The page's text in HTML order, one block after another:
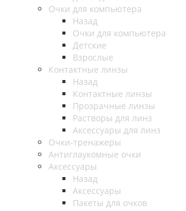
Очки для компьютера
Назад
Очки для компьютера
Детские
Взрослые
Контактные линзы
Назад
Контактные линзы
Прозрачные линзы
Растворы для линз
Аксессуары для линз
Очки-тренажеры
Антиглаукомные очки
Аксессуары
Назад
Аксессуары
Пакеты для очков